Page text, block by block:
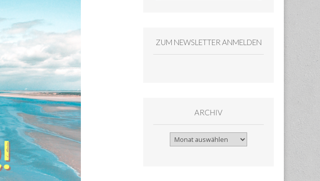
ZUM NEWSLETTER ANMELDEN
ARCHIV
Archiv